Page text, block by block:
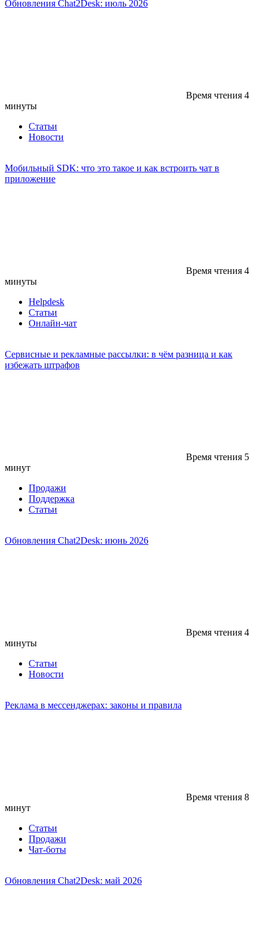
Обновления Chat2Desk: июль 2026
Время чтения 4
минуты
Статьи
Новости
Мобильный SDK: что это такое и как встроить чат в
приложение
Время чтения 4
минуты
Helpdesk
Статьи
Онлайн-чат
Сервисные и рекламные рассылки: в чём разница и как
избежать штрафов
Время чтения 5
минут
Продажи
Поддержка
Статьи
Обновления Chat2Desk: июнь 2026
Время чтения 4
минуты
Статьи
Новости
Реклама в мессенджерах: законы и правила
Время чтения 8
минут
Статьи
Продажи
Чат-боты
Обновления Chat2Desk: май 2026